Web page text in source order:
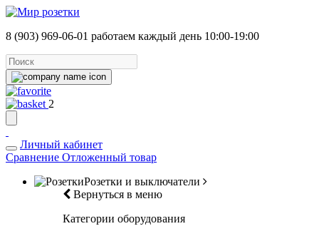
8 (903) 969-06-01 работаем каждый день 10:00-19:00
2
Личный кабинет
Сравнение Отложенный товар
Розетки и выключатели
Вернуться в меню
Категории оборудования